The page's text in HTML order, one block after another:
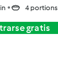
4 portions
gratis